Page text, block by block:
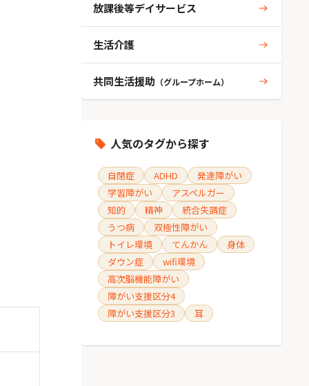
放課後等デイサービス
生活介護
共同生活援助 （グループホーム）
人気のタグから探す
自閉症 ADHD
発達障がい
学習障がい
アスペルガー
知的
精神
統合失調症
うつ病
双極性障がい
トイレ環境
てんかん
身体
ダウン症
wifi環境
高次脳機能障がい
障がい支援区分4
障がい支援区分3
耳